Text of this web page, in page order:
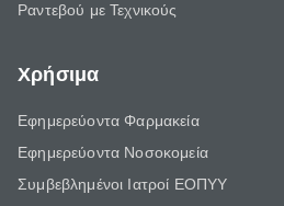
Ραντεβού με Τεχνικούς
Χρήσιμα
Εφημερεύοντα Φαρμακεία
Εφημερεύοντα Νοσοκομεία
Συμβεβλημένοι Ιατροί ΕΟΠΥΥ